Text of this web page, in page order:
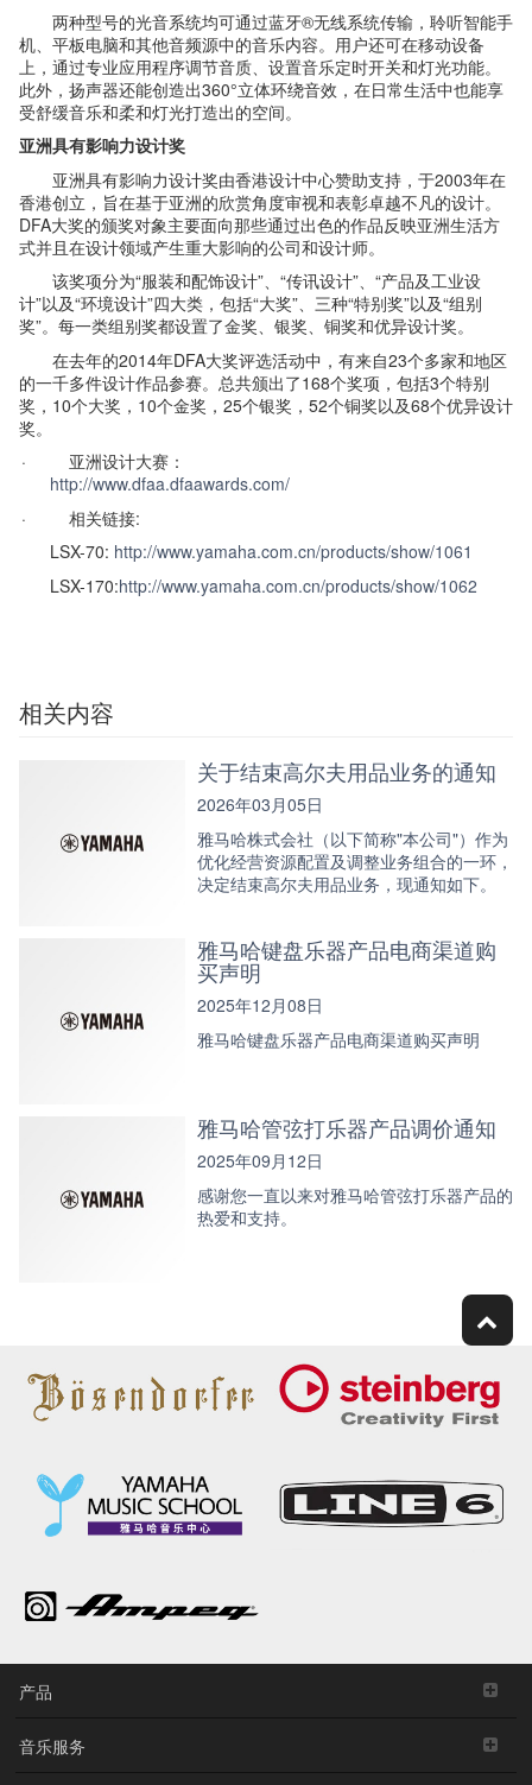
两种型号的光音系统均可通过蓝牙®无线系统传输，聆听智能手
机、平板电脑和其他音频源中的音乐内容。用户还可在移动设备
上，通过专业应用程序调节音质、设置音乐定时开关和灯光功能。
此外，扬声器还能创造出360°立体环绕音效，在日常生活中也能享
受舒缓音乐和柔和灯光打造出的空间。
亚洲具有影响力设计奖
亚洲具有影响力设计奖由香港设计中心赞助支持，于2003年在
香港创立，旨在基于亚洲的欣赏角度审视和表彰卓越不凡的设计。
DFA大奖的颁奖对象主要面向那些通过出色的作品反映亚洲生活方
式并且在设计领域产生重大影响的公司和设计师。
该奖项分为“服装和配饰设计”、“传讯设计”、“产品及工业设
计”以及“环境设计”四大类，包括“大奖”、三种“特别奖”以及“组别
奖”。每一类组别奖都设置了金奖、银奖、铜奖和优异设计奖。
在去年的2014年DFA大奖评选活动中，有来自23个多家和地区
的一千多件设计作品参赛。总共颁出了168个奖项，包括3个特别
奖，10个大奖，10个金奖，25个银奖，52个铜奖以及68个优异设计
奖。
· 亚洲设计大赛：
http://www.dfaa.dfaawards.com/
· 相关链接:
LSX-70: http://www.yamaha.com.cn/products/show/1061
LSX-170:http://www.yamaha.com.cn/products/show/1062
相关内容
关于结束高尔夫用品业务的通知
2026年03月05日
雅马哈株式会社（以下简称"本公司"）作为
优化经营资源配置及调整业务组合的一环，
决定结束高尔夫用品业务，现通知如下。
雅马哈键盘乐器产品电商渠道购
买声明
2025年12月08日
雅马哈键盘乐器产品电商渠道购买声明
雅马哈管弦打乐器产品调价通知
2025年09月12日
感谢您一直以来对雅马哈管弦打乐器产品的
热爱和支持。
产品
音乐服务